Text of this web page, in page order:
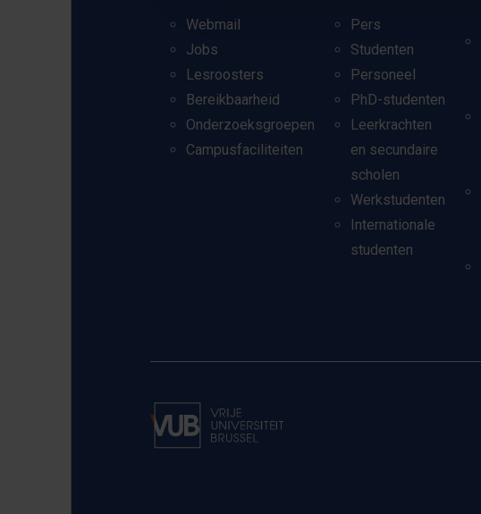
Webmail
Jobs
Lesroosters
Bereikbaarheid
Onderzoeksgroepen
Campusfaciliteiten
Pers
Studenten
Personeel
PhD-studenten
Leerkrachten
en secundaire
scholen
Werkstudenten
Internationale
studenten